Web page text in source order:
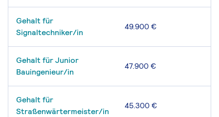
Gehalt für
Signaltechniker/in
49.900 €
Gehalt für Junior
Bauingenieur/in
47.900 €
Gehalt für
Straßenwärtermeister/in
45.300 €